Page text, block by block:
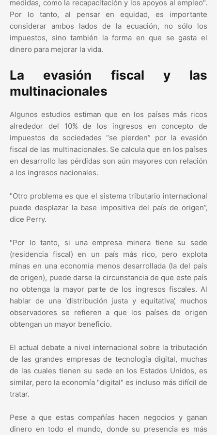
medidas, como la recapacitación y los apoyos al empleo".
Por lo tanto, al pensar en equidad, es importante
considerar ambos lados de la ecuación, no sólo los
impuestos, sino también la forma en que se gasta el
dinero para mejorar la vida.
La evasión fiscal y las
multinacionales
Algunos estudios estiman que en los países más ricos
alrededor del 10% de los ingresos en concepto de
impuestos de sociedades “se pierden” por la evasión
fiscal de las multinacionales. Se calcula que en los países
en desarrollo las pérdidas son aún mayores con relación
a los ingresos nacionales.
"Otro problema es que el sistema tributario internacional
puede desplazar la base impositiva del país de origen”,
dice Perry.
"Por lo tanto, si una empresa minera tiene su sede
(residencia fiscal) en un país más rico, pero explota
minas en una economía menos desarrollada (la del país
de origen), puede darse la circunstancia de que este país
no obtenga la mayor parte de los ingresos fiscales. Al
hablar de una ‘distribución justa y equitativa’, muchos
observadores se refieren a que los países de origen
obtengan un mayor beneficio.
El actual debate a nivel internacional sobre la tributación
de las grandes empresas de tecnología digital, muchas
de las cuales tienen su sede en los Estados Unidos, es
similar, pero la economía "digital" es incluso más difícil de
tratar.
Pese a que estas compañías hacen negocios y ganan
dinero en todo el mundo, donde su presencia es más